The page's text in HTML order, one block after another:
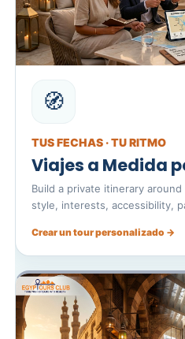
🧭
TUS FECHAS · TU RITMO
Viajes a Medida
Build a private itinerary
style, interests, accessibility,
Crear un tour personalizado →